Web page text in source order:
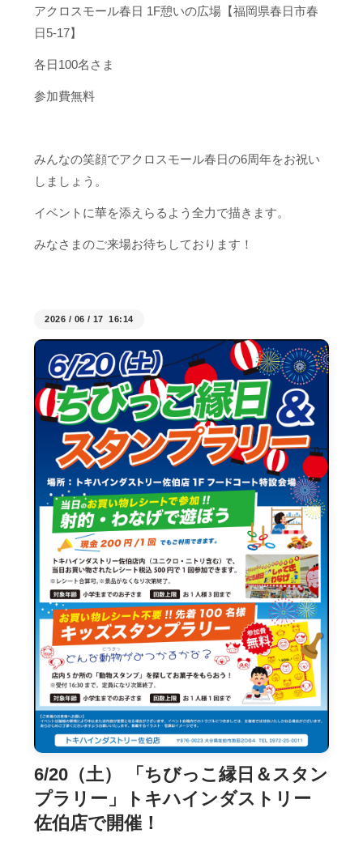
アクロスモール春日 1F憩いの広場【福岡県春日市春
日5-17】
各日100名さま
参加費無料
みんなの笑顔でアクロスモール春日の6周年をお祝い
しましょう。
イベントに華を添えらるよう全力で描きます。
みなさまのご来場お待ちしております！
2026 / 06 / 17 16:14
6/20（土） 「ちびっこ縁日＆スタン
プラリー」トキハインダストリー
佐伯店で開催！